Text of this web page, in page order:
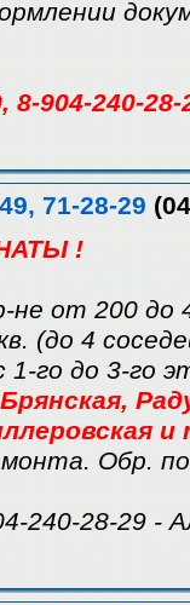
8-904-240-28-
71-28-29
!
не от 200 до
(до 4
1-го до 3-го
и
Обр.
240-28-29 -